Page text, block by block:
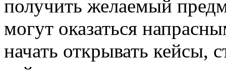
получить желаемый
могут оказаться
начать открывать кейсы,